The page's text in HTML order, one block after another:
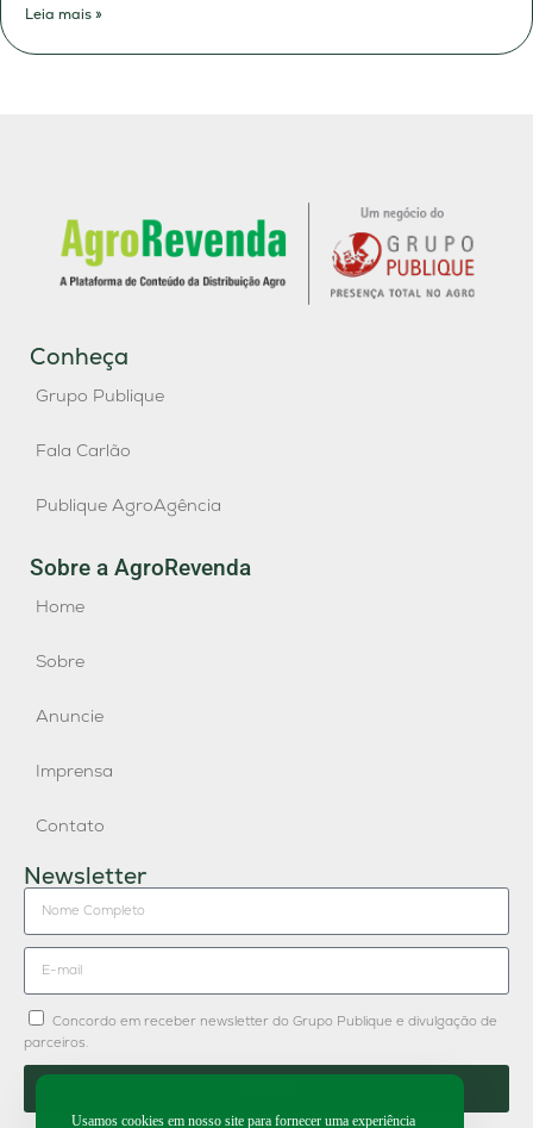
Leia mais »
Conheça
Grupo Publique
Fala Carlão
Publique AgroAgência
Sobre a AgroRevenda
Home
Sobre
Anuncie
Imprensa
Contato
Newsletter
Concordo em receber newsletter do Grupo Publique e divulgação de
parceiros.
Usamos cookies em nosso site para fornecer uma experiência